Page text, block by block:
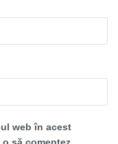
web în acest